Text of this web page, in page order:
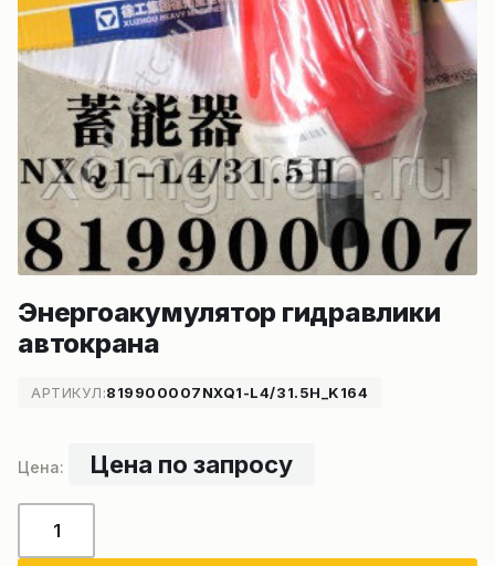
Энергоакумулятор гидравлики
автокрана
АРТИКУЛ:819900007NXQ1-L4/31.5H_K164
Цена по запросу
товара